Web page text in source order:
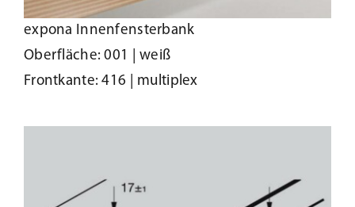
expona Innenfensterbank
Oberfläche: 001 | weiß
Frontkante: 416 | multiplex